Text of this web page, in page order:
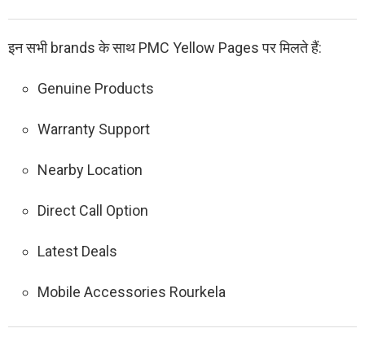
इन सभी brands के साथ PMC Yellow Pages पर मिलते हैं:
Genuine Products
Warranty Support
Nearby Location
Direct Call Option
Latest Deals
Mobile Accessories Rourkela